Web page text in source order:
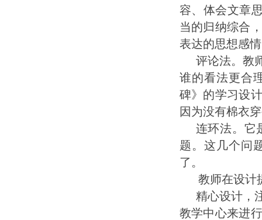
容、体会文章
当的归纳综合
表达的思想感
评论法。教
谁的看法更合
碑》的学习设
因为没有棉衣
连环法。它
题。这几个问
了。
教师在设计
精心设计，
教学中心来进